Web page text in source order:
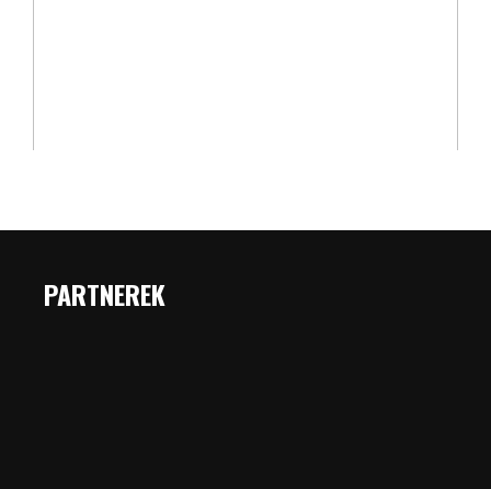
PARTNEREK